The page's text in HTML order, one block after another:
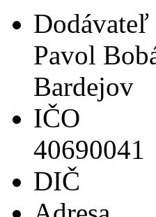
Dodávateľ
Pavol
Bardejov
IČO
40690041
DIČ